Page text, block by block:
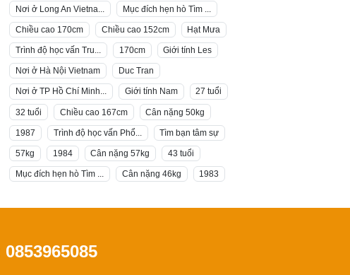
Nơi ở Long An Vietna... Mục đích hẹn hò Tìm ...
Chiều cao 170cm Chiều cao 152cm Hạt Mưa
Trình độ học vấn Tru... 170cm Giới tính Les
Nơi ở Hà Nội Vietnam Duc Tran
Nơi ở TP Hồ Chí Minh... Giới tính Nam 27 tuổi
32 tuổi Chiều cao 167cm Cân nặng 50kg
1987 Trình độ học vấn Phổ... Tìm bạn tâm sự
57kg 1984 Cân nặng 57kg 43 tuổi
Mục đích hẹn hò Tìm ... Cân nặng 46kg 1983
0853965085